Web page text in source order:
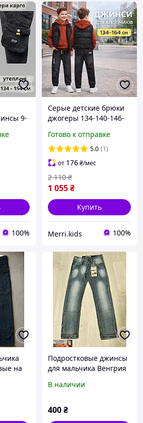
9-
100%
Серые детские брюки
джогеры 134-140-146-
мальчика черные
подростковые джинсы
классика на резинке в
школу
Готово к отправке
5.0 (1)
от 176₴/мес
1 055₴
2 110 ₴
Купить
Merri.kids 100%
на
Подростковые джинсы
для мальчика Венгрия
В наличии
400₴